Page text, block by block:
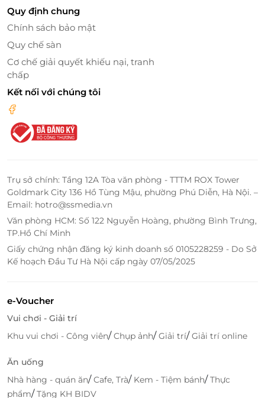
Quy định chung
Chính sách bảo mật
Quy chế sàn
Cơ chế giải quyết khiếu nại, tranh
chấp
Kết nối với chúng tôi
Trụ sở chính: Tầng 12A Tòa văn phòng - TTTM ROX Tower
Goldmark City 136 Hồ Tùng Mậu, phường Phú Diễn, Hà Nội. –
Email: hotro@ssmedia.vn
Văn phòng HCM: Số 122 Nguyễn Hoàng, phường Bình Trưng,
TP.Hồ Chí Minh
Giấy chứng nhận đăng ký kinh doanh số 0105228259 - Do Sở
Kế hoạch Đầu Tư Hà Nội cấp ngày 07/05/2025
e-Voucher
Vui chơi - Giải trí
Khu vui chơi - Công viên/Chụp ảnh/Giải trí/Giải trí online
Ăn uống
Nhà hàng - quán ăn/Cafe, Trà/ Kem - Tiệm bánh/Thực
phẩm/Tặng KH BIDV